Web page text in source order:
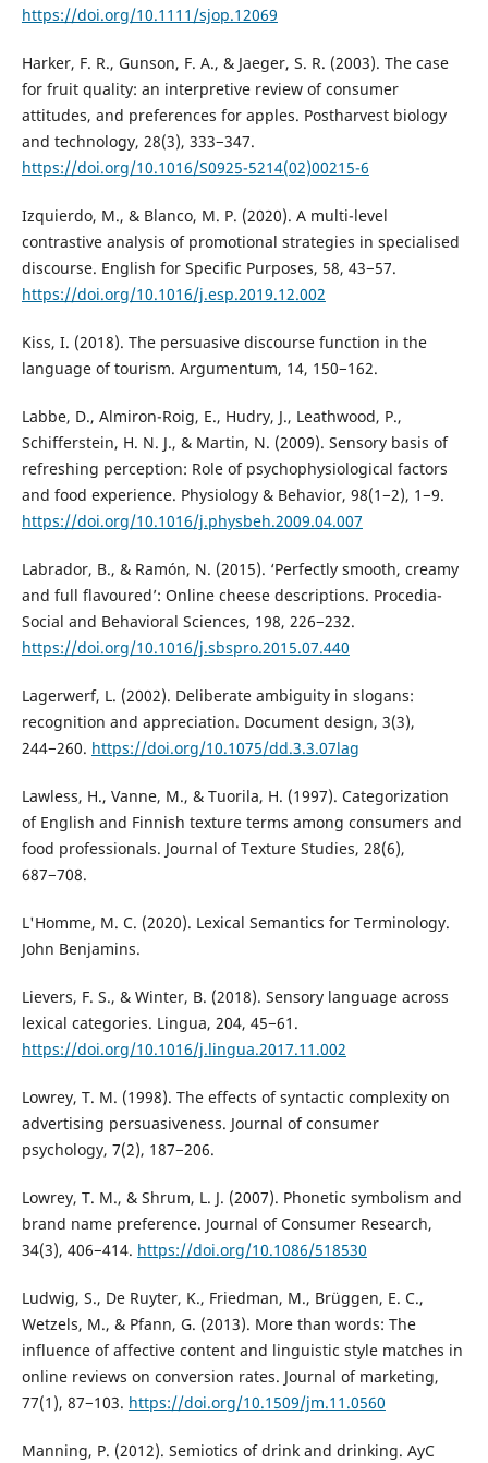
https://doi.org/10.1111/sjop.12069
Harker, F. R., Gunson, F. A., & Jaeger, S. R. (2003). The case
for fruit quality: an interpretive review of consumer
attitudes, and preferences for apples. Postharvest biology
and technology, 28(3), 333−347.
https://doi.org/10.1016/S0925-5214(02)00215-6
Izquierdo, M., & Blanco, M. P. (2020). A multi-level
contrastive analysis of promotional strategies in specialised
discourse. English for Specific Purposes, 58, 43−57.
https://doi.org/10.1016/j.esp.2019.12.002
Kiss, I. (2018). The persuasive discourse function in the
language of tourism. Argumentum, 14, 150−162.
Labbe, D., Almiron-Roig, E., Hudry, J., Leathwood, P.,
Schifferstein, H. N. J., & Martin, N. (2009). Sensory basis of
refreshing perception: Role of psychophysiological factors
and food experience. Physiology & Behavior, 98(1−2), 1−9.
https://doi.org/10.1016/j.physbeh.2009.04.007
Labrador, B., & Ramón, N. (2015). ‘Perfectly smooth, creamy
and full flavoured’: Online cheese descriptions. Procedia-
Social and Behavioral Sciences, 198, 226−232.
https://doi.org/10.1016/j.sbspro.2015.07.440
Lagerwerf, L. (2002). Deliberate ambiguity in slogans:
recognition and appreciation. Document design, 3(3),
244−260. https://doi.org/10.1075/dd.3.3.07lag
Lawless, H., Vanne, M., & Tuorila, H. (1997). Categorization
of English and Finnish texture terms among consumers and
food professionals. Journal of Texture Studies, 28(6),
687−708.
L'Homme, M. C. (2020). Lexical Semantics for Terminology.
John Benjamins.
Lievers, F. S., & Winter, B. (2018). Sensory language across
lexical categories. Lingua, 204, 45−61.
https://doi.org/10.1016/j.lingua.2017.11.002
Lowrey, T. M. (1998). The effects of syntactic complexity on
advertising persuasiveness. Journal of consumer
psychology, 7(2), 187−206.
Lowrey, T. M., & Shrum, L. J. (2007). Phonetic symbolism and
brand name preference. Journal of Consumer Research,
34(3), 406−414. https://doi.org/10.1086/518530
Ludwig, S., De Ruyter, K., Friedman, M., Brüggen, E. C.,
Wetzels, M., & Pfann, G. (2013). More than words: The
influence of affective content and linguistic style matches in
online reviews on conversion rates. Journal of marketing,
77(1), 87−103. https://doi.org/10.1509/jm.11.0560
Manning, P. (2012). Semiotics of drink and drinking. AyC